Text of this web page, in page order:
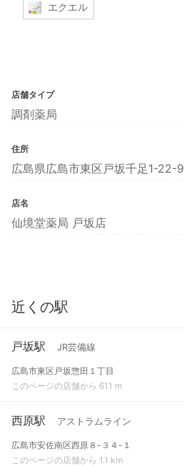
エクエル
店舗タイプ
調剤薬局
住所
広島県広島市東区戸坂千足1-22-9
店名
仙境堂薬局 戸坂店
近くの駅
戸坂駅 JR芸備線
広島市東区戸坂惣田１丁目
このページの店舗から 611 m
西原駅 アストラムライン
広島市安佐南区西原８-３４-１
このページの店舗から 1.1 km